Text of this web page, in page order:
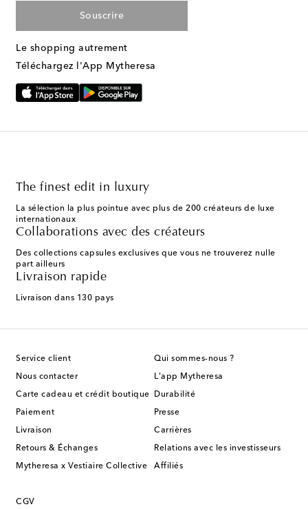
Souscrire
Le shopping autrement
Téléchargez l'App Mytheresa
The finest edit in luxury
La sélection la plus pointue avec plus de 200 créateurs de luxe
internationaux
Collaborations avec des créateurs
Des collections capsules exclusives que vous ne trouverez nulle
part ailleurs
Livraison rapide
Livraison dans 130 pays
Service client
Nous contacter
Carte cadeau et crédit boutique
Paiement
Livraison
Retours & Échanges
Mytheresa x Vestiaire Collective
Qui sommes-nous ?
L'app Mytheresa
Durabilité
Presse
Carrières
Relations avec les investisseurs
Affiliés
CGV